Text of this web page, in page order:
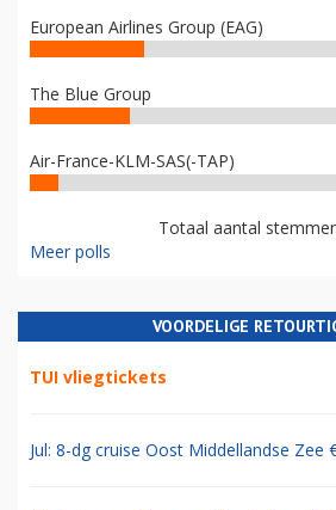
European Airlines Group (EAG)
The Blue Group
Air-France-KLM-SAS(-TAP)
Totaal aantal
Meer polls
VOORDELIGE
TUI vliegtickets
Jul: 8-dg cruise Oost Middellandse Zee